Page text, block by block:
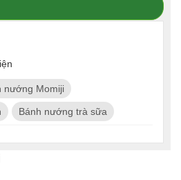
nướng Momiji
Bánh nướng trà sữa